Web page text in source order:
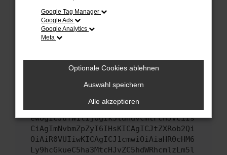
führen, dass bestimmte Funktionen nicht mehr
unterstützt werden.
Wende dich an den Webseitenbetreiber.
hast, kontaktiere uns bitte. Wir werden
versuchen, das Problem zu beheben. Du kannst
uns diesen Text schicken, um uns bei der
ewogICJuYW1lIjogIk5ldHdvcmtFcnJvciIs
CiAgImNvbmZpZyI6IHsKICAgICJtZXRob2Qi
OiAiR0VUIiwKICAgICJ1cmwiOiAiaHR0cHM6
Ly9hcGkueC5ha3MtcHJvZC5hdWRhcmlzLm5l
Google Tag Manager
Google Ads
Google Analytics
Meta
Optionale Cookies ablehnen
Auswahl speichern
Alle akzeptieren